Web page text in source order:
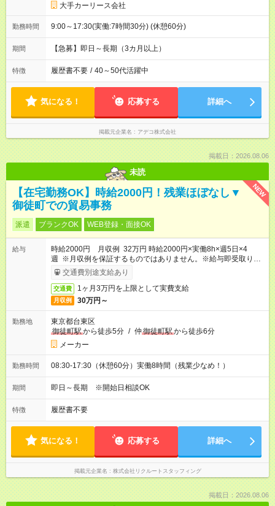
大手カーリース会社
勤務時間 9:00～17:30(実働:7時間30分) (休憩60分)
期間 【急募】即日～長期（3カ月以上）
特徴 履歴書不要 / 40～50代活躍中
気になる！ 応募する 詳細へ
掲載元企業名 アデコ株式会社
掲載日：2026.08.06
未読
NEW
【在宅勤務OK】時給2000円！残業ほぼなし▼
御徒町での貿易事務
派遣 ブランクOK WEB登録・面接OK
給与
時給2000円 月収例 32万円 時給2000円×実働8h×週5日×4
週 ※月収例を保証するものではありません。※給与即受取りサ
ービス利用可（利用条件有）
交通費別途支給あり
交通費 1ヶ月3万円を上限として実費支給
月収例 30万円～
勤務地
東京都台東区
御徒町駅から徒歩5分 / 仲御徒町駅から徒歩6分
メーカー
勤務時間 08:30-17:30（休憩60分）実働8時間（残業少なめ！）
期間 即日～長期 ※開始日相談OK
特徴 履歴書不要
気になる！ 応募する 詳細へ
掲載元企業名 株式会社リクルートスタッフィング
掲載日：2026.08.06